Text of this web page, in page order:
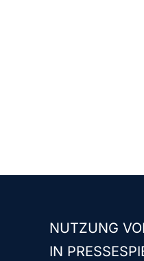
NUTZUNG
IN